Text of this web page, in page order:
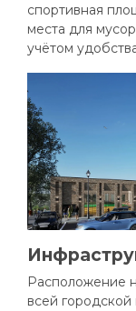
спортивная
места для
учётом
Расположение
всей городской